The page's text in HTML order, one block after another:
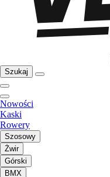
Szukaj
Nowości
Kaski
Rowery
Szosowy
Żwir
Górski
BMX